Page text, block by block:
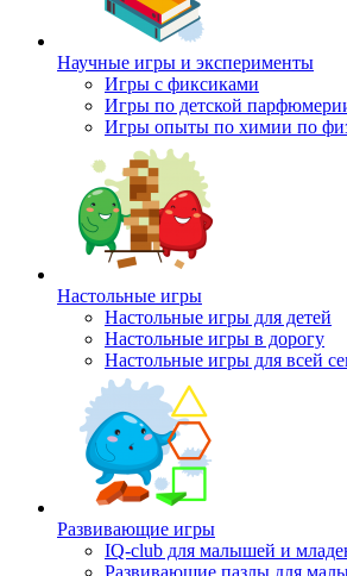
Научные игры и эксперименты
Игры с фиксиками
Игры по детской
Игры опыты по химии по
Настольные игры
Настольные игры для детей
Настольные игры в дорогу
Настольные игры для всей
Развивающие игры
IQ-club для малышей и
Развивающие пазлы для